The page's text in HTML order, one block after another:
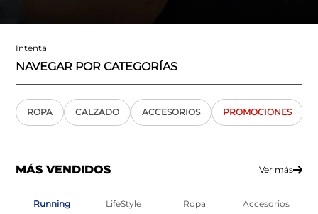
Intenta
NAVEGAR POR CATEGORÍAS
ROPA CALZADO ACCESORIOS PROMOCIONES
MÁS VENDIDOS Ver más
Running LifeStyle Ropa Accesorios